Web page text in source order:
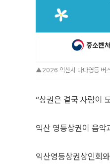
▲2026 익산시 다다영등 버
“상권은 결국 사람이
익산 영등상권이 음악
익산영등상권상인회